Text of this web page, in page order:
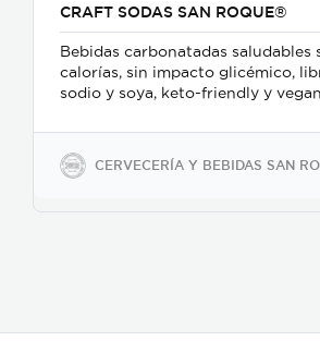
CRAFT SODAS SAN ROQUE®
Bebidas carbonatadas saludables
calorías, sin impacto glicémico,
sodio y soya, keto-friendly y
en PET.
CERVECERÍA Y BEBIDAS SAN